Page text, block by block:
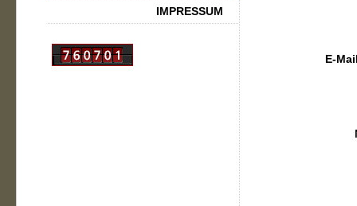
E-
IMPRESSUM